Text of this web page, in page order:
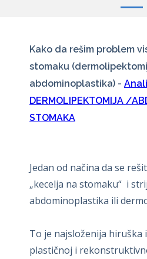
Kako da rešim problem
stomaku
abdominoplastika) -
DERMOLIPEKTOMIJA /
STOMAKA
Jedan od načina da se
„kecelja na stomaku“ i
abdominoplastika ili
To je najsloženija hiruška
plastičnoj i